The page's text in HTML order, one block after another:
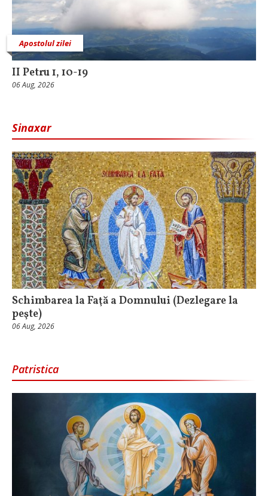
Apostolul zilei
II Petru 1, 10-19
06 Aug, 2026
Sinaxar
Schimbarea la Faţă a Domnului (Dezlegare la
peşte)
06 Aug, 2026
Patristica